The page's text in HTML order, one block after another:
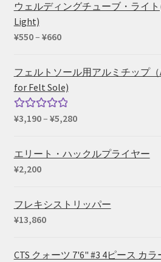
–
ウェルディングチューブ・ライト
Light)
¥550– ¥660価
帯:
¥550
–
フェルトソール用アルミチップ
for Felt Sole)
5段階中
¥3,190– ¥5,280価
帯:
エリート・ハックルプライヤー
¥2,200
フレキシストリッパー
¥13,860
CTS クォーツ 7'6" #3 4ピース カ